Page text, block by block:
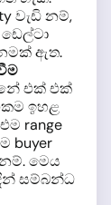
වැඩි නම්,
ඇත.
එක් එක්
ඉහළ
range
buyer
මෙය
සම්බන්ධ